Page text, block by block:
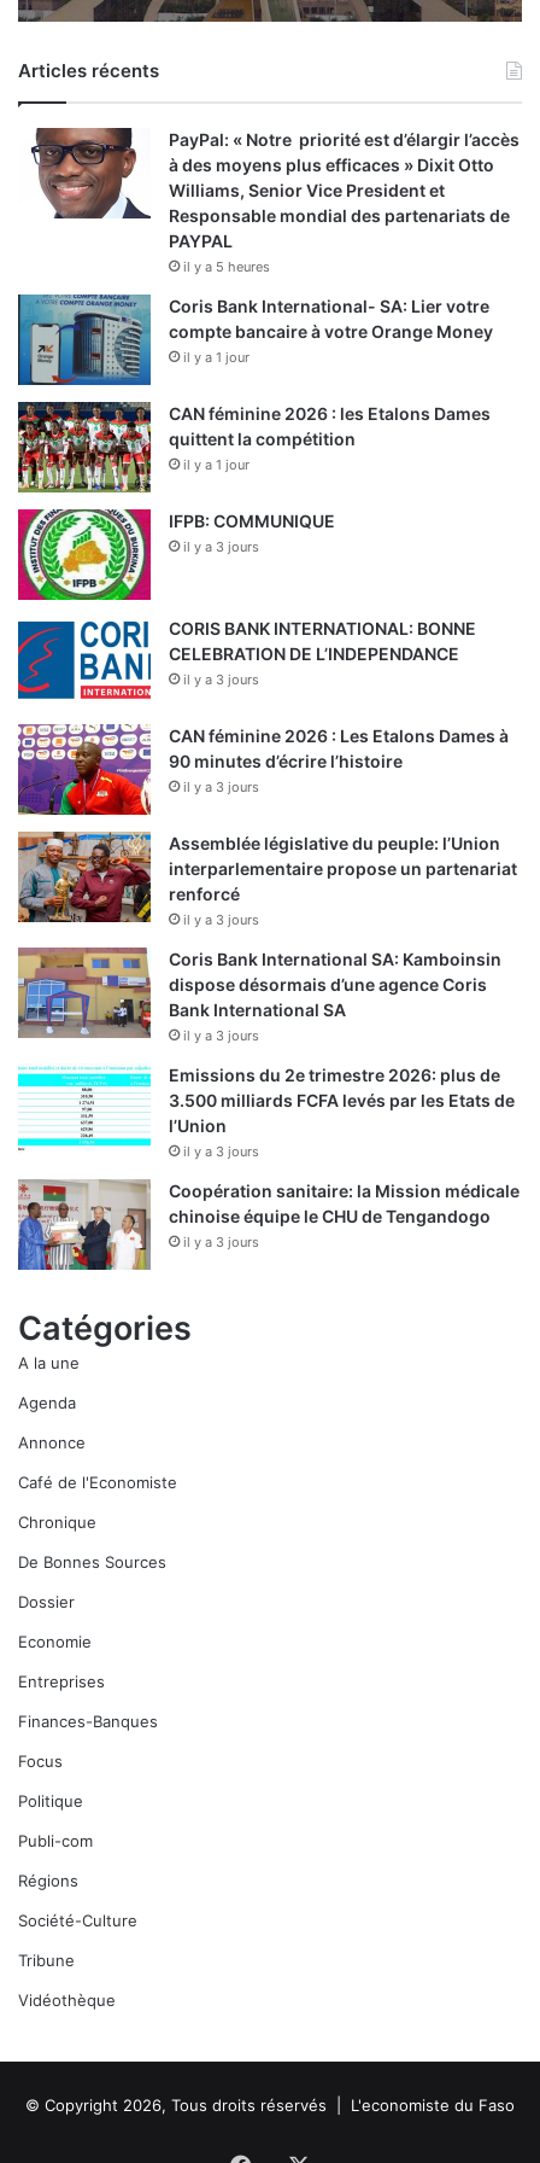
Articles récents
PayPal: « Notre priorité est d’élargir l’accès
à des moyens plus efficaces » Dixit Otto
Williams, Senior Vice President et
Responsable mondial des partenariats de
PAYPAL
il y a 5 heures
Coris Bank International- SA: Lier votre
compte bancaire à votre Orange Money
il y a 1 jour
CAN féminine 2026 : les Etalons Dames
quittent la compétition
il y a 1 jour
IFPB: COMMUNIQUE
il y a 3 jours
CORIS BANK INTERNATIONAL: BONNE
CELEBRATION DE L’INDEPENDANCE
il y a 3 jours
CAN féminine 2026 : Les Etalons Dames à
90 minutes d’écrire l’histoire
il y a 3 jours
Assemblée législative du peuple: l’Union
interparlementaire propose un partenariat
renforcé
il y a 3 jours
Coris Bank International SA: Kamboinsin
dispose désormais d’une agence Coris
Bank International SA
il y a 3 jours
Emissions du 2e trimestre 2026: plus de
3.500 milliards FCFA levés par les Etats de
l’Union
il y a 3 jours
Coopération sanitaire: la Mission médicale
chinoise équipe le CHU de Tengandogo
il y a 3 jours
Catégories
A la une
Agenda
Annonce
Café de l'Economiste
Chronique
De Bonnes Sources
Dossier
Economie
Entreprises
Finances-Banques
Focus
Politique
Publi-com
Régions
Société-Culture
Tribune
Vidéothèque
© Copyright 2026, Tous droits réservés | L'economiste du Faso